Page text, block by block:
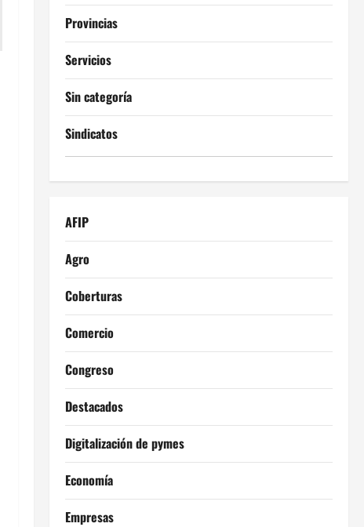
Provincias
Servicios
Sin categoría
Sindicatos
AFIP
Agro
Coberturas
Comercio
Congreso
Destacados
Digitalización de pymes
Economía
Empresas